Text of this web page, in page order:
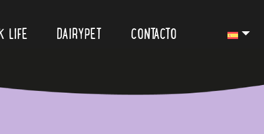
LIFE DAIRYPET CONTACTO
los